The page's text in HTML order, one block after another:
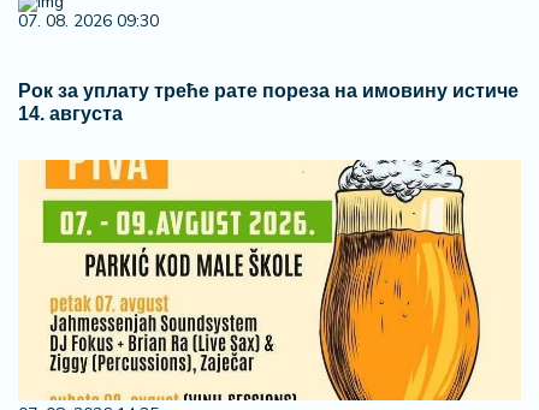
07. 08. 2026 09:30
Рок за уплату треће рате пореза на имовину истиче
14. августа